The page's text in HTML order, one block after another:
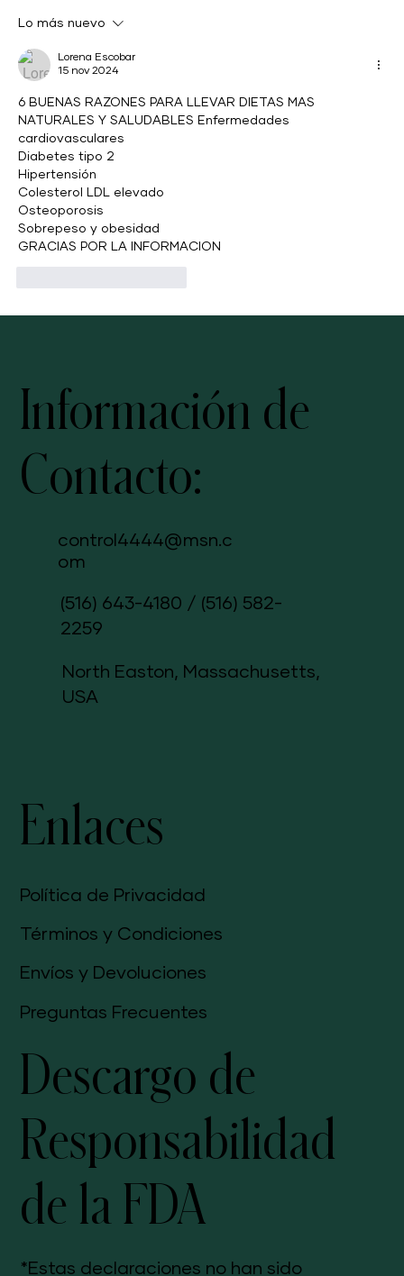
Lo más nuevo
Lorena Escobar
15 nov 2024
6 BUENAS RAZONES PARA LLEVAR DIETAS MAS
NATURALES Y SALUDABLES Enfermedades
cardiovasculares
Diabetes tipo 2
Hipertensión
Colesterol LDL elevado
Osteoporosis
Sobrepeso y obesidad
GRACIAS POR LA INFORMACION
Información de
Contacto:
control4444@msn.c
om
(516) 643-4180 / (516) 582-
2259
North Easton, Massachusetts,
USA
Descargo de
Responsabilidad
de la FDA
*Estas declaraciones no han sido
Enlaces
Política de Privacidad
Términos y Condiciones
Envíos y Devoluciones
Preguntas Frecuentes